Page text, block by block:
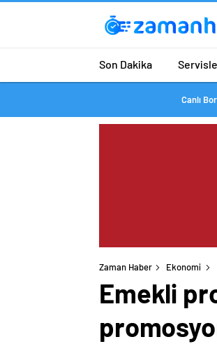
Son Dakika
Canlı
Zaman Haber Ekonomi
Emekli